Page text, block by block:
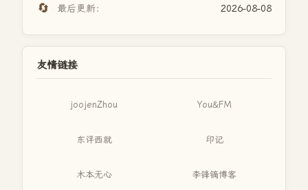
🔄 最后更新： 2026-08-08
友情链接
joojenZhou You&FM
东评西就 印记
木本无心 李锋镝博客